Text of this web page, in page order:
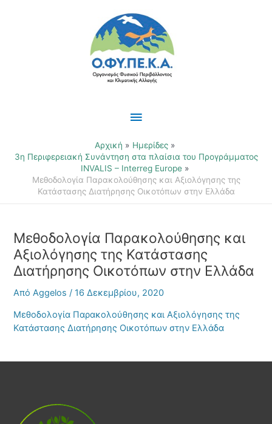
Κύριο
Μενού
Αρχική
Ημερίδες
3η Περιφερειακή Συνάντηση στα πλαίσια του Προγράμματος
INVALIS – Interreg Europe
Μεθοδολογία Παρακολούθησης και Αξιολόγησης της
Κατάστασης Διατήρησης Οικοτόπων στην Ελλάδα
Μεθοδολογία Παρακολούθησης και
Αξιολόγησης της Κατάστασης
Διατήρησης Οικοτόπων στην Ελλάδα
ΑπόAggelos/16 Δεκεμβρίου, 2020
Μεθοδολογία Παρακολούθησης και Αξιολόγησης της
Κατάστασης Διατήρησης Οικοτόπων στην Ελλάδα